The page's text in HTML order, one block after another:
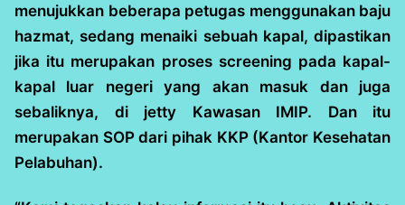
menujukkan beberapa petugas menggunakan baju
hazmat, sedang menaiki sebuah kapal, dipastikan
jika itu merupakan proses screening pada kapal-
kapal luar negeri yang akan masuk dan juga
sebaliknya, di jetty Kawasan IMIP. Dan itu
merupakan SOP dari pihak KKP (Kantor Kesehatan
Pelabuhan).